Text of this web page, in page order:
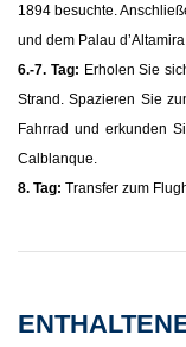
1894 besuchte.
und dem Palau d’Altamira.
6.-7. Tag: Erholen Sie
Strand. Spazieren Sie
Fahrrad und erkunden
Calblanque.
8. Tag: Transfer zum